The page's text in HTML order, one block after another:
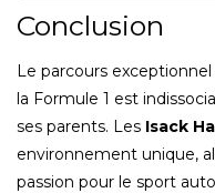
Conclusion
Le parcours
la Formule 1 est
ses parents. Les Isack
environnement unique,
passion pour le sport